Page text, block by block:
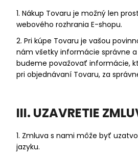
1. Nákup Tovaru je možný len
webového rozhrania E-shopu.
2. Pri kúpe Tovaru je vašou
nám všetky informácie správne a
budeme považovať informácie,
pri objednávaní Tovaru, za
III. UZAVRETIE
1. Zmluva s nami môže byť
jazyku.